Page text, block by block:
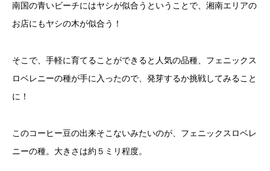
南国の青いビーチにはヤシが似合うということで、湘南エリアの
お店にもヤシの木が似合う！
そこで、手軽に育てることができると人気の品種、フェニックス
ロベレニーの種が手に入ったので、発芽するか挑戦してみること
に！
このコーヒー豆の出来そこないみたいのが、フェニックスロベレ
ニーの種。大きさは約５ミリ程度。